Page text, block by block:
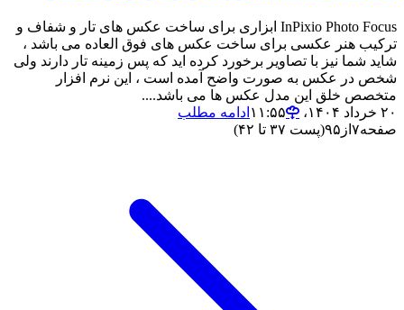
InPixio Photo Focus ابزاری برای ساخت عکس های تار و شفاف و
ترکیب هنر عکسی برای ساخت عکس های فوق العاده می باشد ،
شاید شما نیز با تصاویر برخورد کرده اید که پس زمینه تار دارند ولی
شخص در عکس به صورت واضح آمده است ، این نرم افزار
متخصص خلق این مدل عکس ها می باشد....
۲۰ خرداد ۱۴۰۴،‏ ۱۱:۵۵
ادامه مطلب
صفحه۷ از ۹۵(پست ۳۷ تا ۴۲)